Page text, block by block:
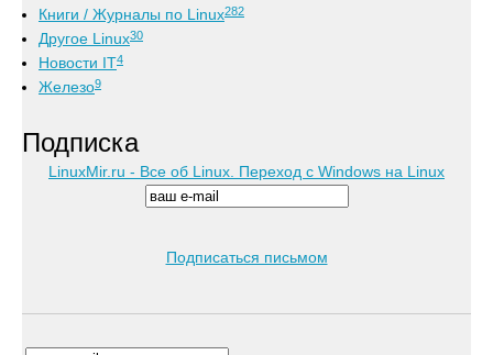
Книги / Журналы по Linux282
Другое Linux30
Новости IT4
Железо9
Подписка
LinuxMir.ru - Все об Linux. Переход с Windows на Linux
Подписаться письмом